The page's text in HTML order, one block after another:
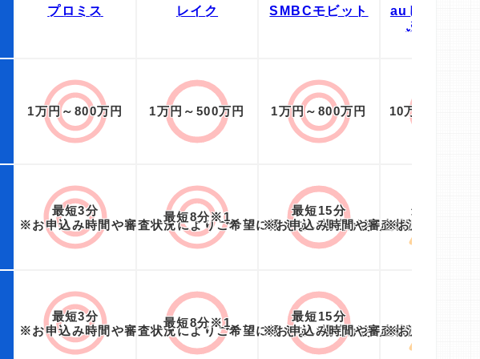
プロミス レイク SMBCモビット
auじぶん銀行
ぶんローン
1万円～800万円 1万円～500万円 1万円～800万円 10万円～800万
最短3分
※お申込み時間や審査状況によりご希望に添えない場合があります
最短8分※1 最短15分
※お申込み時間や審査状況によりご
最短1時間
※お申込み時間
最短3分
※お申込み時間や審査状況によりご希望に添えない場合があります
最短8分※1 最短15分
※お申込み時間や審査状況によりご
※お申込み時間